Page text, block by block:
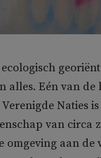
alles. Eén van de
Naties
van circa
omgeving aan de